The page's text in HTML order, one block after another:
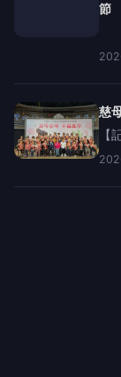
節
務
展
過
慈
【
度
35